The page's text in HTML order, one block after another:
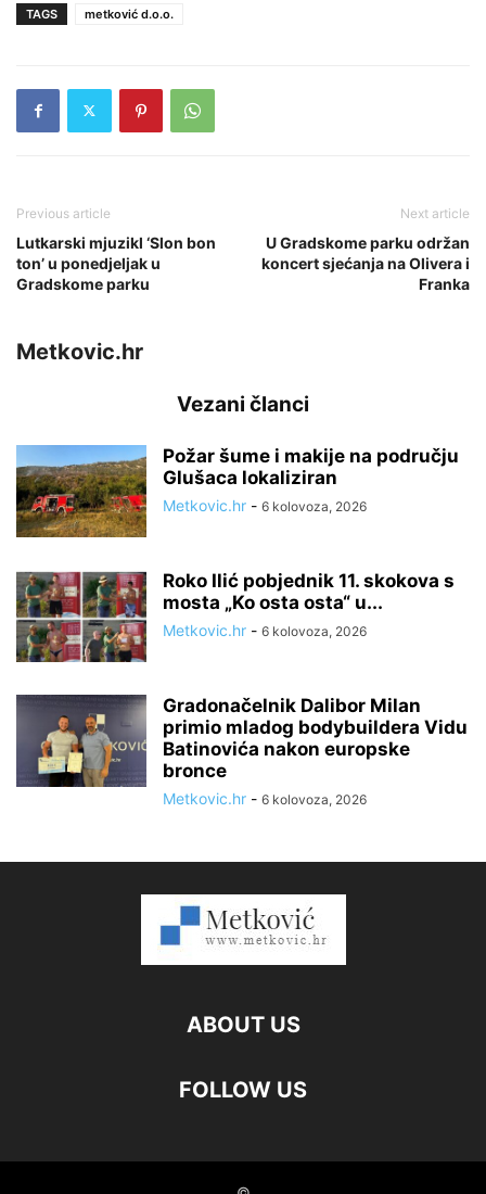
TAGS metković d.o.o.
Previous article
Lutkarski mjuzikl ‘Slon bon
ton’ u ponedjeljak u
Gradskome parku
Next article
U Gradskome parku održan
koncert sjećanja na Olivera i
Franka
Metkovic.hr
Vezani članci
Požar šume i makije na području
Glušaca lokaliziran
Metkovic.hr - 6 kolovoza, 2026
Roko Ilić pobjednik 11. skokova s
mosta „Ko osta osta“ u...
Metkovic.hr - 6 kolovoza, 2026
Gradonačelnik Dalibor Milan
primio mladog bodybuildera Vidu
Batinovića nakon europske
bronce
Metkovic.hr - 6 kolovoza, 2026
ABOUT US
FOLLOW US